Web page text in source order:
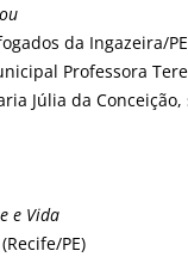
da Ingazeira/
Professora
Júlia da
e Vida
PE)